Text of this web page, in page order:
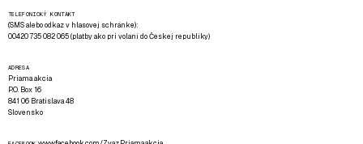
TELEFONICKÝ KONTAKT
(SMS alebo odkaz v hlasovej schránke):
00420 735 082 065 (platby ako pri volaní do Českej republiky)
ADRESA
Priama akcia
P.O. Box 16
841 06 Bratislava 48
Slovensko